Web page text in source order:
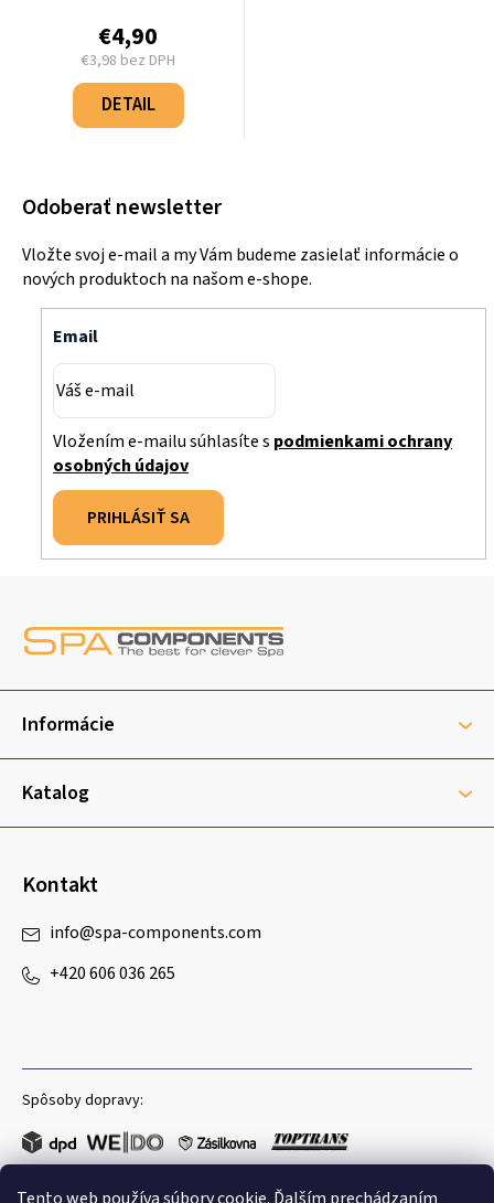
€4,90
€3,98 bez DPH
Jednotková
cena:
DETAIL
Odoberať newsletter
Vložte svoj e-mail a my Vám budeme zasielať informácie o
nových produktoch na našom e-shope.
Email
Vložením e-mailu súhlasíte s podmienkami ochrany
osobných údajov
PRIHLÁSIŤ SA
ä
i
Informácie
Katalog
Kontakt
info@spa-components.com
+420 606 036 265
Spôsoby dopravy: